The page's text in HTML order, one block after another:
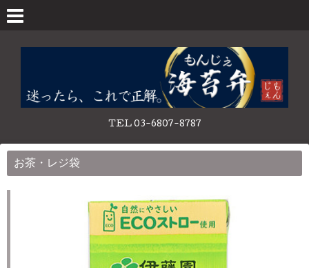
TEL 03-6807-8787
お茶・レジ袋